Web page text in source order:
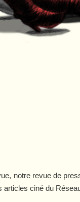
notre revue de
articles ciné du